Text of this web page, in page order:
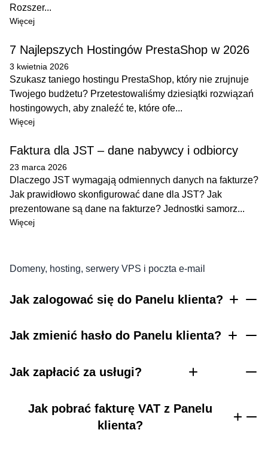
Rozszer...
Więcej
7 Najlepszych Hostingów PrestaShop w 2026
3 kwietnia 2026
Szukasz taniego hostingu PrestaShop, który nie zrujnuje
Twojego budżetu? Przetestowaliśmy dziesiątki rozwiązań
hostingowych, aby znaleźć te, które ofe...
Więcej
Faktura dla JST – dane nabywcy i odbiorcy
23 marca 2026
Dlaczego JST wymagają odmiennych danych na fakturze?
Jak prawidłowo skonfigurować dane dla JST? Jak
prezentowane są dane na fakturze? Jednostki samorz...
Więcej
Domeny, hosting, serwery VPS i poczta e-mail
Jak zalogować się do Panelu klienta?
Jak zmienić hasło do Panelu klienta?
Jak zapłacić za usługi?
Jak pobrać fakturę VAT z Panelu
klienta?